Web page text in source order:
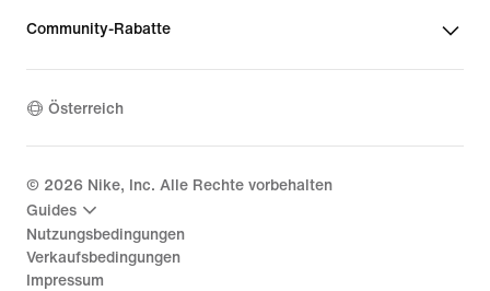
Community-Rabatte
Österreich
© 2026 Nike, Inc. Alle Rechte vorbehalten
Guides
Nutzungsbedingungen
Verkaufsbedingungen
Impressum